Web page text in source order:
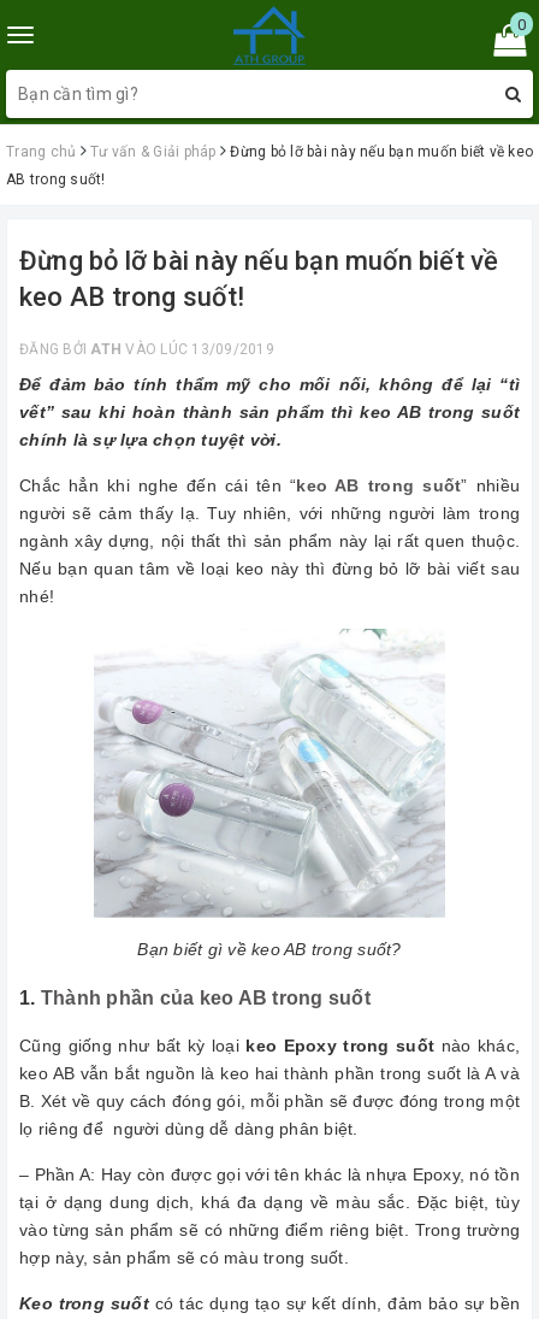
Toggle
navigation
0
Trang chủ Tư vấn & Giải pháp
Đừng bỏ lỡ bài này nếu bạn muốn biết về keo
AB trong suốt!
Đừng bỏ lỡ bài này nếu bạn muốn biết về
keo AB trong suốt!
ĐĂNG BỞIATH VÀO LÚC 13/09/2019
Để đảm bảo tính thẩm mỹ cho mối nối, không để lại “tì
vết” sau khi hoàn thành sản phẩm thì keo AB trong suốt
chính là sự lựa chọn tuyệt vời.
Chắc hẳn khi nghe đến cái tên “keo AB trong suốt” nhiều
người sẽ cảm thấy lạ. Tuy nhiên, với những người làm trong
ngành xây dựng, nội thất thì sản phẩm này lại rất quen thuộc.
Nếu bạn quan tâm về loại keo này thì đừng bỏ lỡ bài viết sau
nhé!
Bạn biết gì về keo AB trong suốt?
1. Thành phần của keo AB trong suốt
Cũng giống như bất kỳ loại keo Epoxy trong suốt nào khác,
keo AB vẫn bắt nguồn là keo hai thành phần trong suốt là A và
B. Xét về quy cách đóng gói, mỗi phần sẽ được đóng trong một
lọ riêng để người dùng dễ dàng phân biệt.
– Phần A: Hay còn được gọi với tên khác là nhựa Epoxy, nó tồn
tại ở dạng dung dịch, khá đa dạng về màu sắc. Đặc biệt, tùy
vào từng sản phẩm sẽ có những điểm riêng biệt. Trong trường
hợp này, sản phẩm sẽ có màu trong suốt.
Keo trong suốtcó tác dụng tạo sự kết dính, đảm bảo sự bền